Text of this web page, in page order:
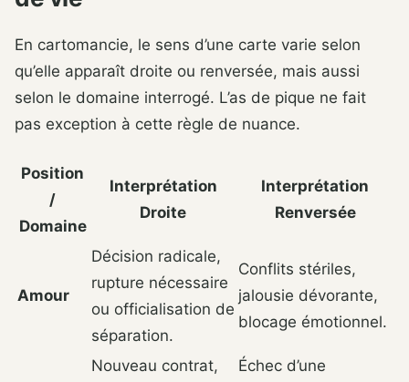
En cartomancie, le sens d’une carte varie selon
qu’elle apparaît droite ou renversée, mais aussi
selon le domaine interrogé. L’as de pique ne fait
pas exception à cette règle de nuance.
Position
/
Domaine
Interprétation
Droite
Interprétation
Renversée
Amour
Décision radicale,
rupture nécessaire
ou officialisation de
séparation.
Conflits stériles,
jalousie dévorante,
blocage émotionnel.
Nouveau contrat,
Échec d’une